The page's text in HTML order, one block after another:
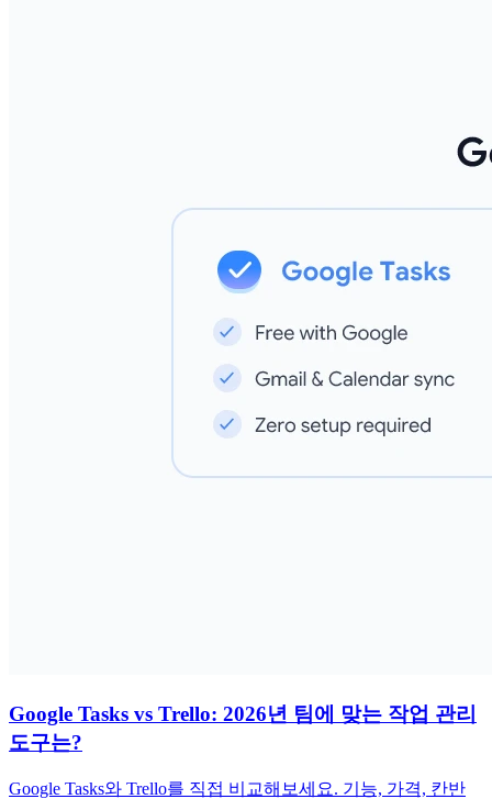
Google Tasks vs Trello: 2026년 팀에 맞는 작업 관리
도구는?
Google Tasks와 Trello를 직접 비교해보세요. 기능, 가격, 칸반